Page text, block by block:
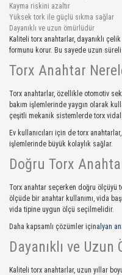
Kayma riskini azaltır
Yüksek tork ile güçlü sıkma sağlar
Dayanıklı ve uzun ömürlüdür
Kaliteli torx anahtarlar, dayanıklı
formunu korur. Bu sayede uzun
Torx Anahtar
Torx anahtarlar, özellikle otomotiv
bakım işlemlerinde yaygın olarak
çeşitli mekanik sistemlerde torx
Ev kullanıcıları için de torx
işlemlerinde büyük kolaylık sağlar.
Doğru Torx
Torx anahtar seçerken doğru ölçüyü
ölçüde bir anahtar kullanımı, vida
vida tipine uygun ölçü seçilmelidir.
Daha kapsamlı çözümler içinalyan
Dayanıklı ve
Kaliteli torx anahtarlar, uzun yıllar